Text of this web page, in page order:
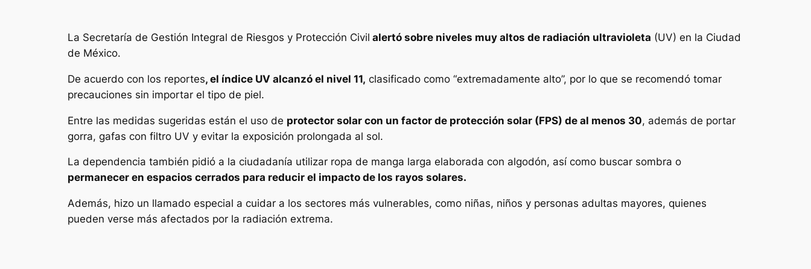
La Secretaría de Gestión Integral de Riesgos y Protección Civil alertó sobre niveles muy altos de radiación ultravioleta (UV) en la Ciudad
de México.
De acuerdo con los reportes, el índice UV alcanzó el nivel 11, clasificado como “extremadamente alto”, por lo que se recomendó tomar
precauciones sin importar el tipo de piel.
Entre las medidas sugeridas están el uso de protector solar con un factor de protección solar (FPS) de al menos 30, además de portar
gorra, gafas con filtro UV y evitar la exposición prolongada al sol.
La dependencia también pidió a la ciudadanía utilizar ropa de manga larga elaborada con algodón, así como buscar sombra o
permanecer en espacios cerrados para reducir el impacto de los rayos solares.
Además, hizo un llamado especial a cuidar a los sectores más vulnerables, como niñas, niños y personas adultas mayores, quienes
pueden verse más afectados por la radiación extrema.